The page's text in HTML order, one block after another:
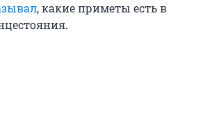
, какие приметы есть в